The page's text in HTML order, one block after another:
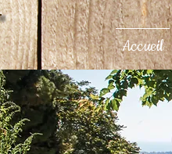
Accueil